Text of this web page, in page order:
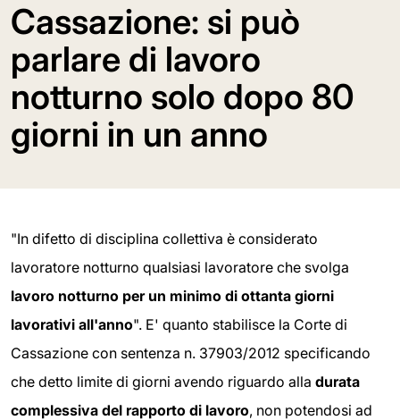
Cassazione: si può
parlare di lavoro
notturno solo dopo 80
giorni in un anno
"In difetto di disciplina collettiva è considerato
lavoratore notturno qualsiasi lavoratore che svolga
lavoro notturno per un minimo di ottanta giorni
lavorativi all'anno". E' quanto stabilisce la Corte di
Cassazione con sentenza n. 37903/2012 specificando
che detto limite di giorni avendo riguardo alla durata
complessiva del rapporto di lavoro, non potendosi ad